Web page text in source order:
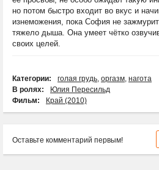
но потом быстро входит во вкус и
изнеможения, пока София не
тяжело дыша. Она умеет чётко
своих целей.
Категории: голая грудь, оргазм, нагота
В ролях:
Юлия Пересильд
Фильм:
Край (2010)
Оставьте комментарий первым!